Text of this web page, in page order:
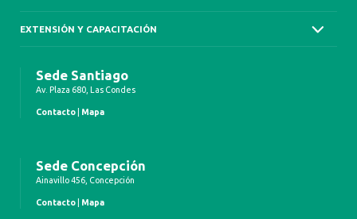
EXTENSIÓN Y CAPACITACIÓN
Sede Santiago
Av. Plaza 680, Las Condes
Contacto Mapa
Sede Concepción
Ainavillo 456, Concepción
Contacto Mapa